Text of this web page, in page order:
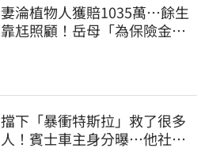
妻淪植物人獲賠1035萬…餘生
靠尪照顧！岳母「為保險金開
擋下「暴衝特斯拉」救了很多
人！賓士車主身分曝…他社群